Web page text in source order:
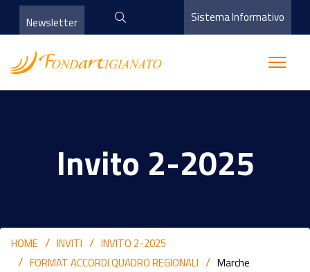
Newsletter Sistema Informativo
Invito 2-2025
HOME INVITI
INVITO 2-2025
FORMAT ACCORDI QUADRO REGIONALI
Marche